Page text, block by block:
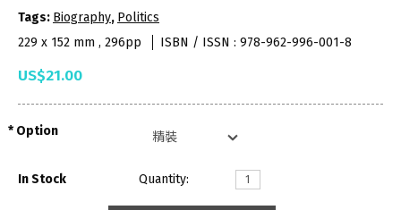
Tags: Biography, Politics
229 x 152 mm , 296pp
ISBN / ISSN : 978-962-996-001-8
US$21.00
Option
In Stock Quantity: